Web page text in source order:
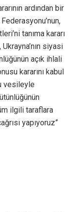
ardından bir
Federasyonu’nun,
tanıma kararı
siyasi
açık ihlali
kararını kabul
vesileyle
ilgili taraflara
yapıyoruz”